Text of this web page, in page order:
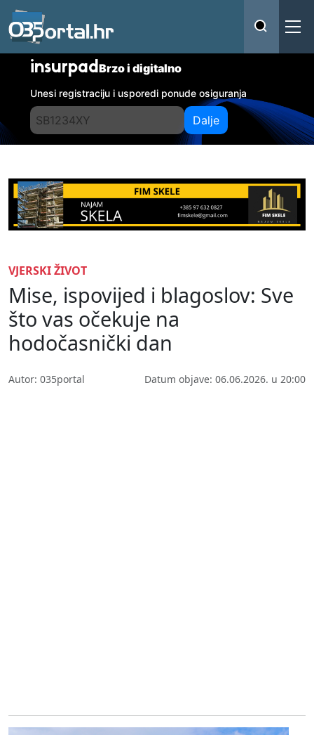
insurpadBrzo i digitalno
Unesi registraciju i usporedi ponude osiguranja
Dalje
VJERSKI ŽIVOT
Mise, ispovijed i blagoslov: Sve
što vas očekuje na
hodočasnički dan
Autor: 035portal Datum objave: 06.06.2026. u 20:00